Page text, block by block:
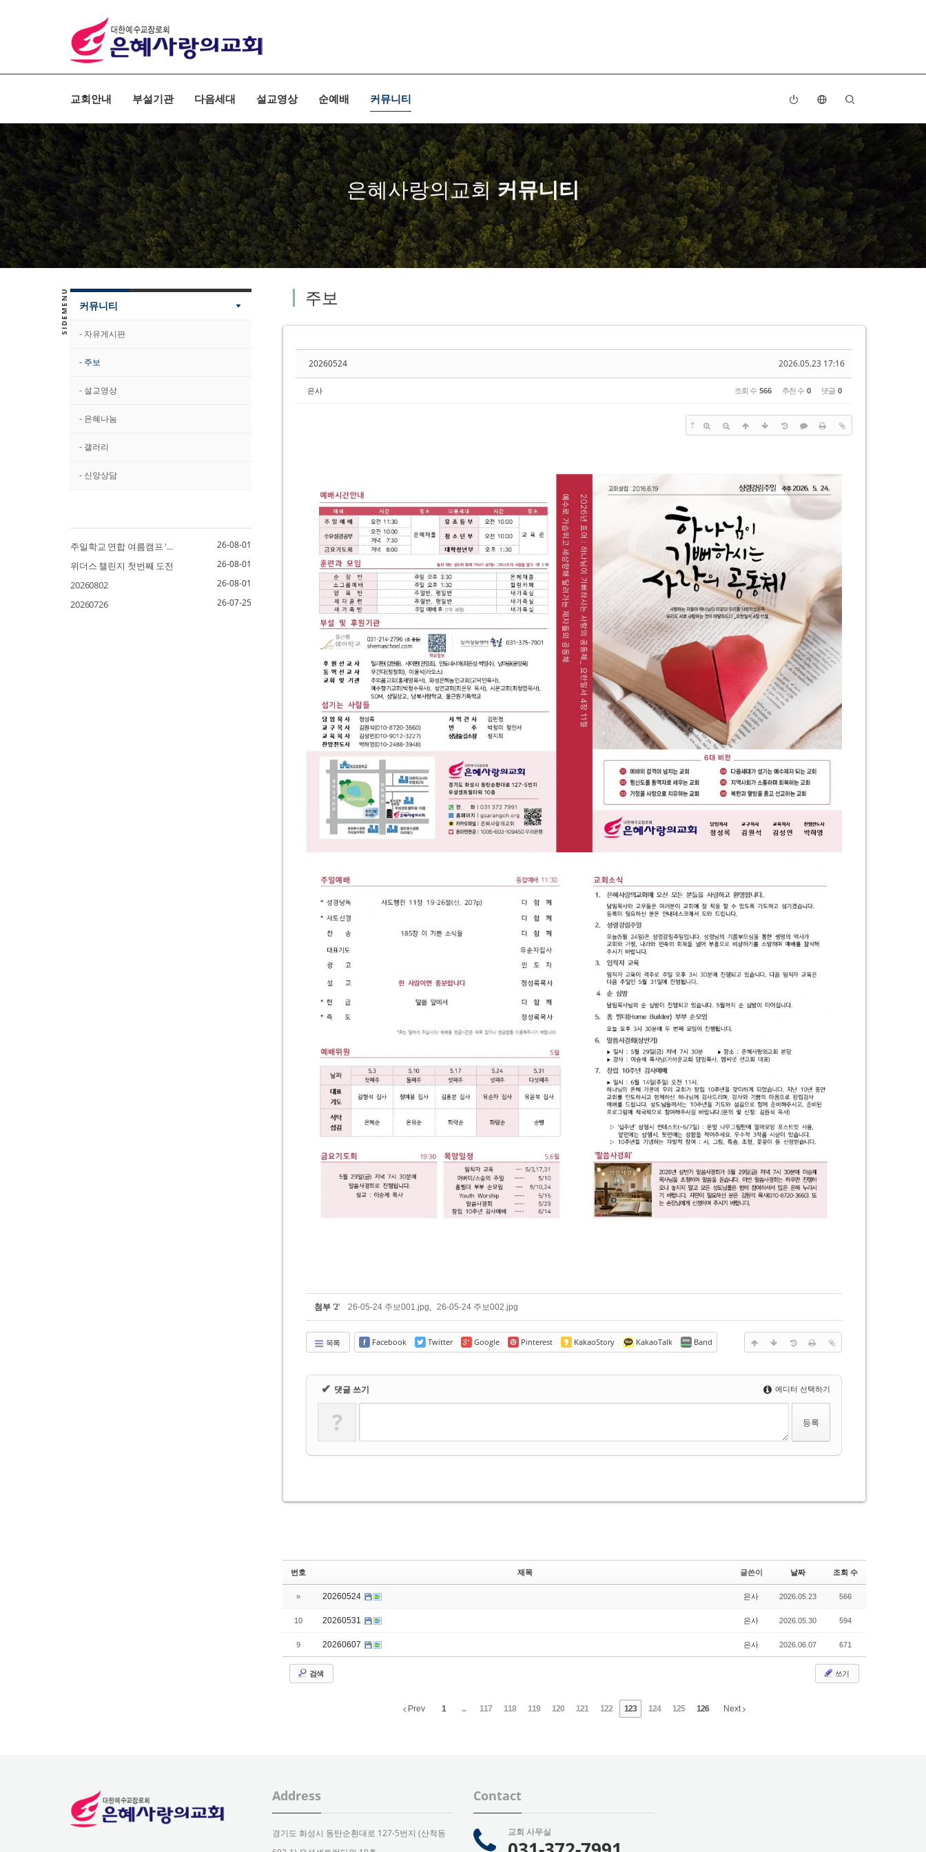
교회안내 부설기관 다음세대 설교영상 순예배 커뮤니티
은혜사랑의교회커뮤니티
커뮤니티
- 자유게시판
- 주보
- 설교영상
- 은혜나눔
- 갤러리
- 신앙상담
주일학교 연합 여름캠프 '... 26-08-01
위더스 챌린지 첫번째 도전 26-08-01
20260802 26-08-01
20260726 26-07-25
주보
2026.05.23 17:16
20260524
은사 조회 수 566 추천 수 0 댓글 0
?
첨부 '2' 26-05-24 주보001.jpg, 26-05-24 주보002.jpg
목록 Facebook Twitter Google Pinterest KakaoStory KakaoTalk Band
✔ 댓글 쓰기 에디터 선택하기
?
번호 제목 글쓴이 날짜 조회 수
» 20260524 은사 2026.05.23 566
10 20260531 은사 2026.05.30 594
9 20260607 은사 2026.06.07 671
검색 쓰기
Prev 1 ... 117 118 119 120 121 122 123 124 125 126 Next
Address
경기도 화성시 동탄순환대로 127-5번지 (산척동
Contact
교회 사무실